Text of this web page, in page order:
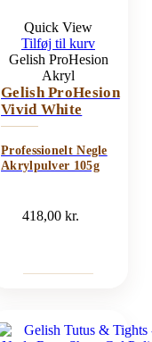
Quick View
Tilføj til kurv
Gelish ProHesion
Akryl
Gelish ProHesion
Vivid White
Professionelt Negle
Akrylpulver 105g
418,00kr.